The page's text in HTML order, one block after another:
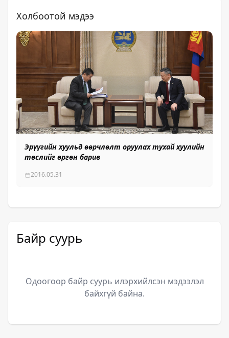
Холбоотой мэдээ
Эрүүгийн хуульд өөрчлөлт оруулах тухай хуулийн
төслийг өргөн барив
2016.05.31
Байр суурь
Одоогоор байр суурь илэрхийлсэн мэдээлэл
байхгүй байна.